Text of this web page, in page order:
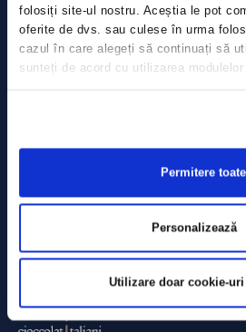
folosiți site-ul nostru. Aceștia le pot
oferite de dvs. sau culese în urma
cazul în care alegeți să continuați să
sunteți de acord cu utilizarea
Permitere toate
Personalizează
Utilizare doar cookie-uri
Contact
Data Processing policy